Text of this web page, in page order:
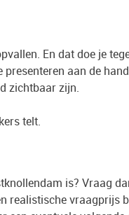
En dat doe je
aan de
zichtbaar zijn.
telt.
is? Vraag
realistische vraagprijs